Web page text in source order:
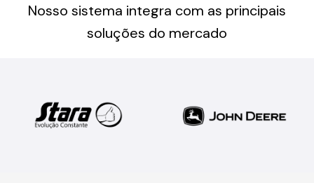
Nosso sistema integra com as principais
soluções do mercado